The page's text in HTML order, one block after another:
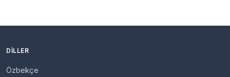
DILLER
Özbekçe